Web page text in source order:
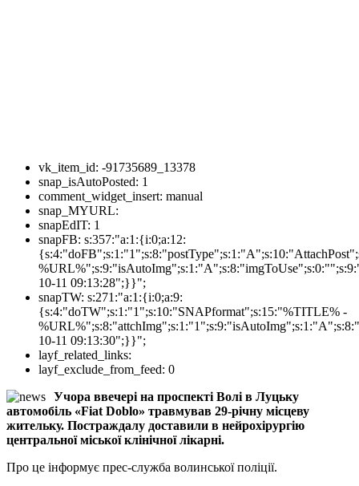
vk_item_id: -91735689_13378
snap_isAutoPosted: 1
comment_widget_insert: manual
snap_MYURL:
snapEdIT: 1
snapFB: s:357:"a:1:{i:0;a:12:
10-11 09:13:28";}}";
snapTW: s:271:"a:1:{i:0;a:9:
{s:4:"doTW";s:1:"1";s:10:"SNAPformat";s:15:"%TITLE% -
10-11 09:13:30";}}";
layf_related_links:
layf_exclude_from_feed: 0
Учора ввечері на проспекті Волі в Луцьку
автомобіль «Fiat Doblo» травмував 29-річну місцеву
жительку. Постраждалу доставили в нейрохірургію
центральної міської клінічної лікарні.
Про це інформує прес-служба волинської поліції.